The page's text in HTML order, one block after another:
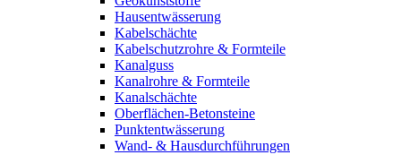
Hausentwässerung
Kabelschächte
Kabelschutzrohre & Formteile
Kanalguss
Kanalrohre & Formteile
Kanalschächte
Oberflächen-Betonsteine
Punktentwässerung
Wand- & Hausdurchführungen